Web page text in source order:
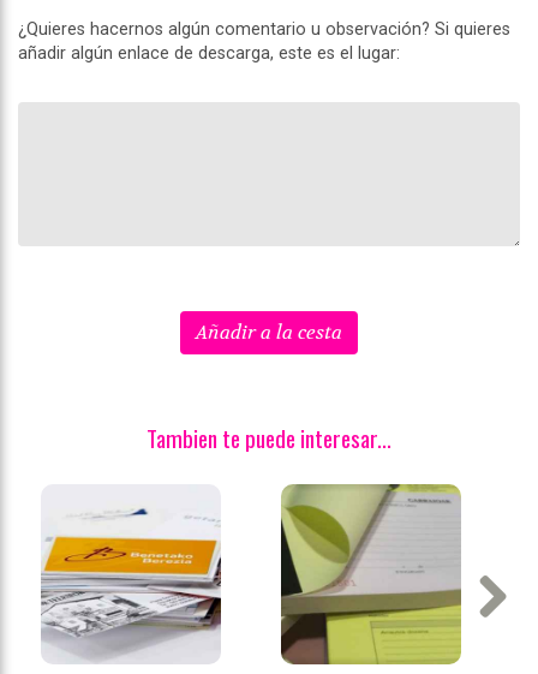
¿Quieres hacernos algún comentario u observación? Si quieres
añadir algún enlace de descarga, este es el lugar:
Añadir a la cesta
Tambien te puede interesar...